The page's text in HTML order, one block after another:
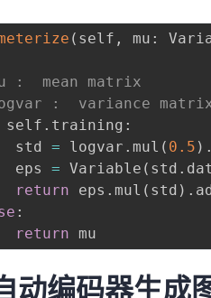
( self , mu :
:  mean matrix
:  variance
self . training :
std
= logvar . mul ( 0.5 ) .
eps
= Variable ( std .
return eps . mul ( std ) .
:
return
动编码器生成